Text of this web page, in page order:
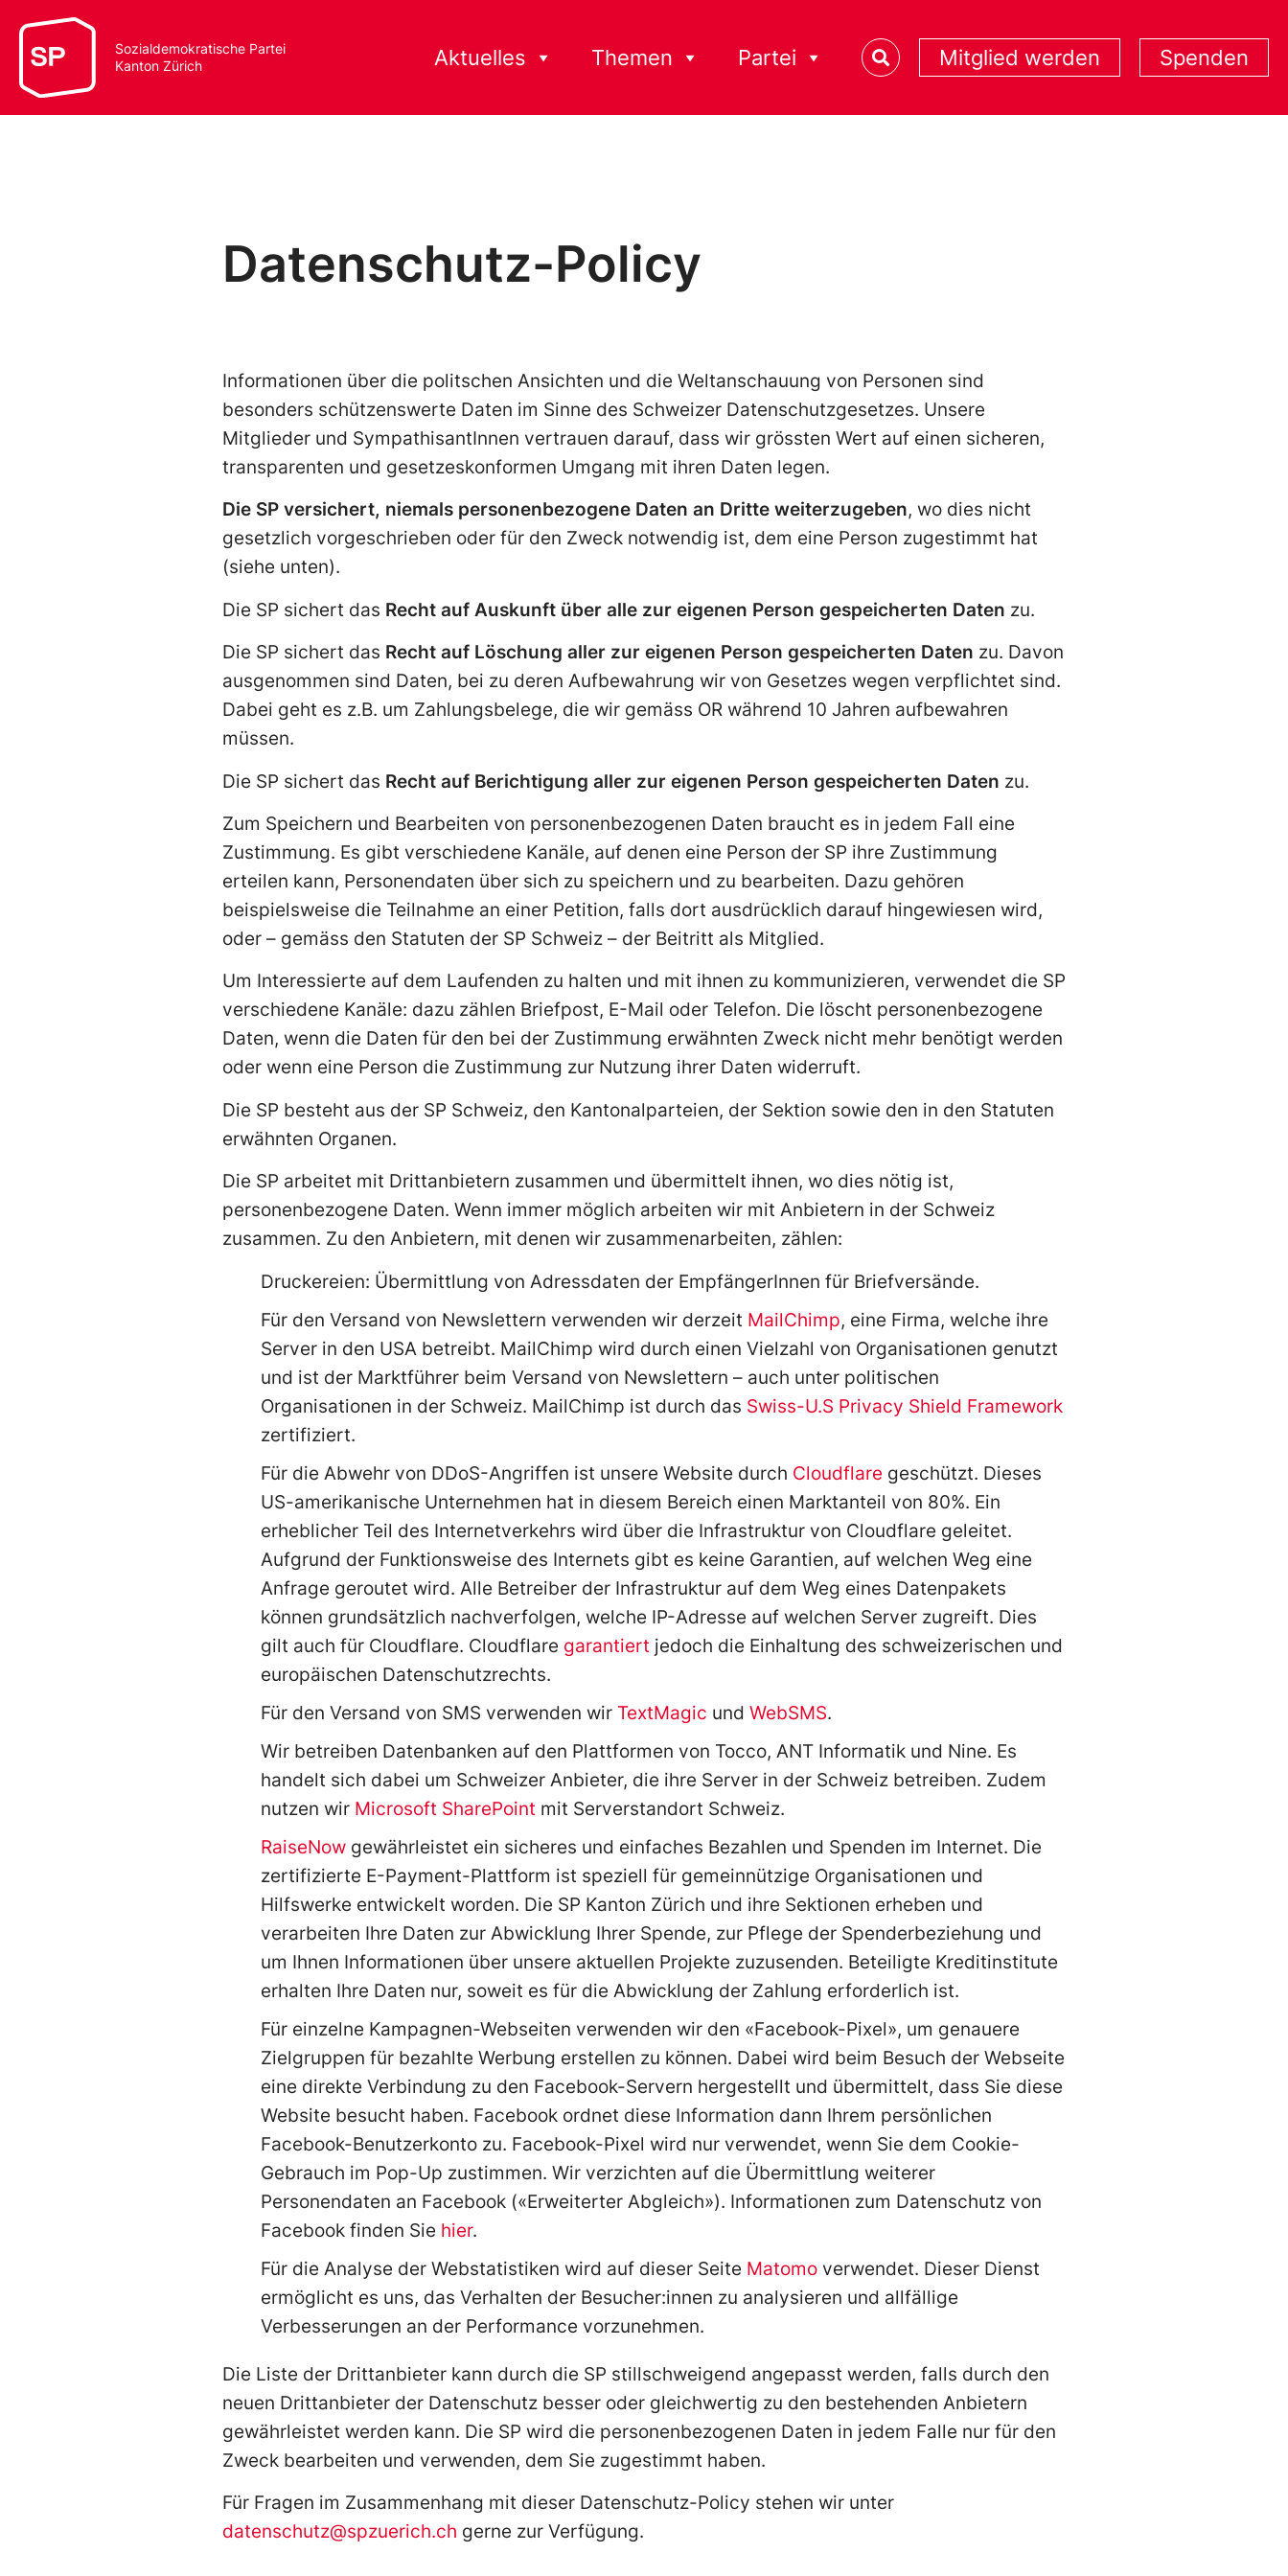
Sozialdemokratische Partei
Kanton Zürich
Aktuelles Themen Partei Mitglied werden Spenden
Datenschutz-Policy
Informationen über die politschen Ansichten und die Weltanschauung von Personen sind
besonders schützenswerte Daten im Sinne des Schweizer Datenschutzgesetzes. Unsere
Mitglieder und SympathisantInnen vertrauen darauf, dass wir grössten Wert auf einen sicheren,
transparenten und gesetzeskonformen Umgang mit ihren Daten legen.
Die SP versichert, niemals personenbezogene Daten an Dritte weiterzugeben, wo dies nicht
gesetzlich vorgeschrieben oder für den Zweck notwendig ist, dem eine Person zugestimmt hat
(siehe unten).
Die SP sichert das Recht auf Auskunft über alle zur eigenen Person gespeicherten Daten zu.
Die SP sichert das Recht auf Löschung aller zur eigenen Person gespeicherten Daten zu. Davon
ausgenommen sind Daten, bei zu deren Aufbewahrung wir von Gesetzes wegen verpflichtet sind.
Dabei geht es z.B. um Zahlungsbelege, die wir gemäss OR während 10 Jahren aufbewahren
müssen.
Die SP sichert das Recht auf Berichtigung aller zur eigenen Person gespeicherten Daten zu.
Zum Speichern und Bearbeiten von personenbezogenen Daten braucht es in jedem Fall eine
Zustimmung. Es gibt verschiedene Kanäle, auf denen eine Person der SP ihre Zustimmung
erteilen kann, Personendaten über sich zu speichern und zu bearbeiten. Dazu gehören
beispielsweise die Teilnahme an einer Petition, falls dort ausdrücklich darauf hingewiesen wird,
oder – gemäss den Statuten der SP Schweiz – der Beitritt als Mitglied.
Um Interessierte auf dem Laufenden zu halten und mit ihnen zu kommunizieren, verwendet die SP
verschiedene Kanäle: dazu zählen Briefpost, E-Mail oder Telefon. Die löscht personenbezogene
Daten, wenn die Daten für den bei der Zustimmung erwähnten Zweck nicht mehr benötigt werden
oder wenn eine Person die Zustimmung zur Nutzung ihrer Daten widerruft.
Die SP besteht aus der SP Schweiz, den Kantonalparteien, der Sektion sowie den in den Statuten
erwähnten Organen.
Die SP arbeitet mit Drittanbietern zusammen und übermittelt ihnen, wo dies nötig ist,
personenbezogene Daten. Wenn immer möglich arbeiten wir mit Anbietern in der Schweiz
zusammen. Zu den Anbietern, mit denen wir zusammenarbeiten, zählen:
Druckereien: Übermittlung von Adressdaten der EmpfängerInnen für Briefversände.
Für den Versand von Newslettern verwenden wir derzeit MailChimp, eine Firma, welche ihre
Server in den USA betreibt. MailChimp wird durch einen Vielzahl von Organisationen genutzt
und ist der Marktführer beim Versand von Newslettern – auch unter politischen
Organisationen in der Schweiz. MailChimp ist durch das Swiss-U.S Privacy Shield Framework
zertifiziert.
Für die Abwehr von DDoS-Angriffen ist unsere Website durch Cloudflare geschützt. Dieses
US-amerikanische Unternehmen hat in diesem Bereich einen Marktanteil von 80%. Ein
erheblicher Teil des Internetverkehrs wird über die Infrastruktur von Cloudflare geleitet.
Aufgrund der Funktionsweise des Internets gibt es keine Garantien, auf welchen Weg eine
Anfrage geroutet wird. Alle Betreiber der Infrastruktur auf dem Weg eines Datenpakets
können grundsätzlich nachverfolgen, welche IP-Adresse auf welchen Server zugreift. Dies
gilt auch für Cloudflare. Cloudflare garantiert jedoch die Einhaltung des schweizerischen und
europäischen Datenschutzrechts.
Für den Versand von SMS verwenden wir TextMagic und WebSMS.
Wir betreiben Datenbanken auf den Plattformen von Tocco, ANT Informatik und Nine. Es
handelt sich dabei um Schweizer Anbieter, die ihre Server in der Schweiz betreiben. Zudem
nutzen wir Microsoft SharePoint mit Serverstandort Schweiz.
RaiseNow gewährleistet ein sicheres und einfaches Bezahlen und Spenden im Internet. Die
zertifizierte E-Payment-Plattform ist speziell für gemeinnützige Organisationen und
Hilfswerke entwickelt worden. Die SP Kanton Zürich und ihre Sektionen erheben und
verarbeiten Ihre Daten zur Abwicklung Ihrer Spende, zur Pflege der Spenderbeziehung und
um Ihnen Informationen über unsere aktuellen Projekte zuzusenden. Beteiligte Kreditinstitute
erhalten Ihre Daten nur, soweit es für die Abwicklung der Zahlung erforderlich ist.
Für einzelne Kampagnen-Webseiten verwenden wir den «Facebook-Pixel», um genauere
Zielgruppen für bezahlte Werbung erstellen zu können. Dabei wird beim Besuch der Webseite
eine direkte Verbindung zu den Facebook-Servern hergestellt und übermittelt, dass Sie diese
Website besucht haben. Facebook ordnet diese Information dann Ihrem persönlichen
Facebook-Benutzerkonto zu. Facebook-Pixel wird nur verwendet, wenn Sie dem Cookie-
Gebrauch im Pop-Up zustimmen. Wir verzichten auf die Übermittlung weiterer
Personendaten an Facebook («Erweiterter Abgleich»). Informationen zum Datenschutz von
Facebook finden Sie hier.
Für die Analyse der Webstatistiken wird auf dieser Seite Matomo verwendet. Dieser Dienst
ermöglicht es uns, das Verhalten der Besucher:innen zu analysieren und allfällige
Verbesserungen an der Performance vorzunehmen.
Die Liste der Drittanbieter kann durch die SP stillschweigend angepasst werden, falls durch den
neuen Drittanbieter der Datenschutz besser oder gleichwertig zu den bestehenden Anbietern
gewährleistet werden kann. Die SP wird die personenbezogenen Daten in jedem Falle nur für den
Zweck bearbeiten und verwenden, dem Sie zugestimmt haben.
Für Fragen im Zusammenhang mit dieser Datenschutz-Policy stehen wir unter
datenschutz@spzuerich.ch gerne zur Verfügung.